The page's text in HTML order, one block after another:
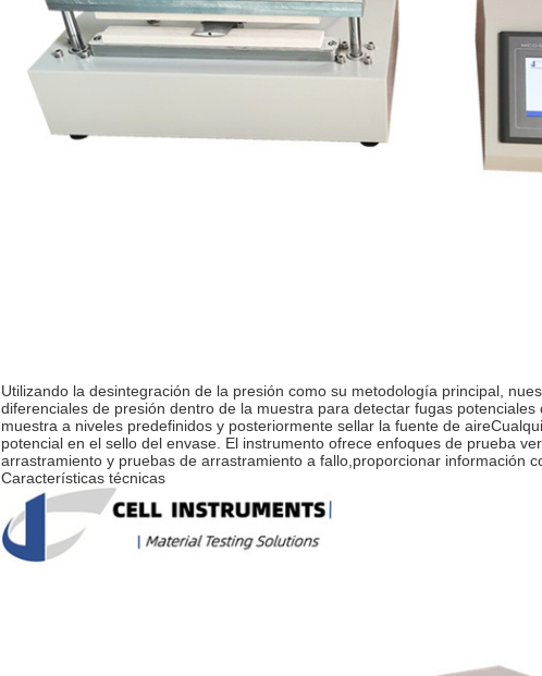
Utilizando la desintegración de la presión como su metodología principal,
diferenciales de presión dentro de la muestra para detectar fugas
muestra a niveles predefinidos y posteriormente sellar la fuente de
potencial en el sello del envase. El instrumento ofrece enfoques de prueba
arrastramiento y pruebas de arrastramiento a fallo,proporcionar información
Características técnicas